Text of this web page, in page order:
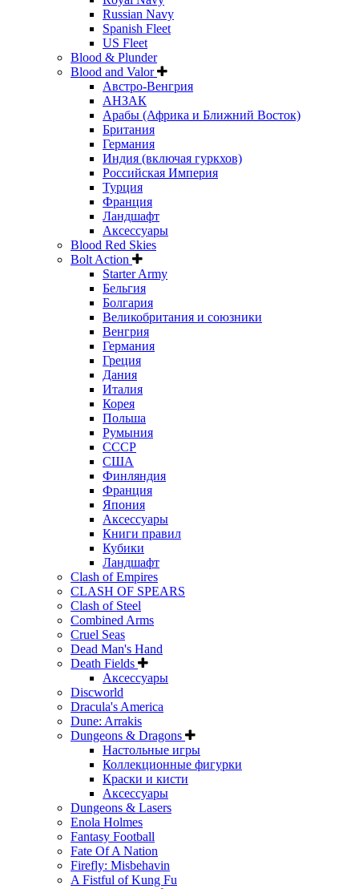
Russian Navy
Spanish Fleet
US Fleet
Blood & Plunder
Blood and Valor
Австро-Венгрия
АНЗАК
Арабы (Африка и Ближний Восток)
Британия
Германия
Индия (включая гуркхов)
Российская Империя
Турция
Франция
Ландшафт
Аксессуары
Blood Red Skies
Bolt Action
Starter Army
Бельгия
Болгария
Великобритания и союзники
Венгрия
Германия
Греция
Дания
Италия
Корея
Польша
Румыния
СССР
США
Финляндия
Франция
Япония
Аксессуары
Книги правил
Кубики
Ландшафт
Clash of Empires
CLASH OF SPEARS
Clash of Steel
Combined Arms
Cruel Seas
Dead Man's Hand
Death Fields
Аксессуары
Discworld
Dracula's America
Dune: Arrakis
Dungeons & Dragons
Настольные игры
Коллекционные фигурки
Краски и кисти
Аксессуары
Dungeons & Lasers
Enola Holmes
Fantasy Football
Fate Of A Nation
Firefly: Misbehavin
A Fistful of Kung Fu